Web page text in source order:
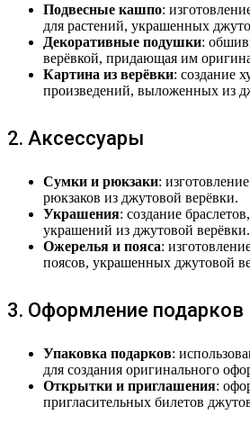
Подвесные кашпо:
для растений, украшенных
Декоративные подушки:
верёвкой, придающая им
Картина из верёвки: создание
произведений, выложенных из
2. Аксессуары
Сумки и рюкзаки:
рюкзаков из джутовой верёвки.
Украшения: создание
украшений из джутовой верёвки.
Ожерелья и пояса:
поясов, украшенных джутовой
3. Оформление подарков
Упаковка подарков:
для создания оригинального
Открытки и приглашения:
пригласительных билетов